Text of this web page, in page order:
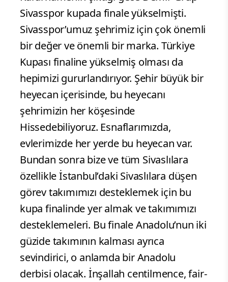
Sivasspor kupada finale yükselmişti.
Sivasspor’umuz şehrimiz için çok önemli
bir değer ve önemli bir marka. Türkiye
Kupası finaline yükselmiş olması da
hepimizi gururlandırıyor. Şehir büyük bir
heyecan içerisinde, bu heyecanı
şehrimizin her köşesinde
Hissedebiliyoruz. Esnaflarımızda,
evlerimizde her yerde bu heyecan var.
Bundan sonra bize ve tüm Sivaslılara
özellikle İstanbul’daki Sivaslılara düşen
görev takımımızı desteklemek için bu
kupa finalinde yer almak ve takımımızı
desteklemeleri. Bu finale Anadolu’nun iki
güzide takımının kalması ayrıca
sevindirici, o anlamda bir Anadolu
derbisi olacak. İnşallah centilmence, fair-